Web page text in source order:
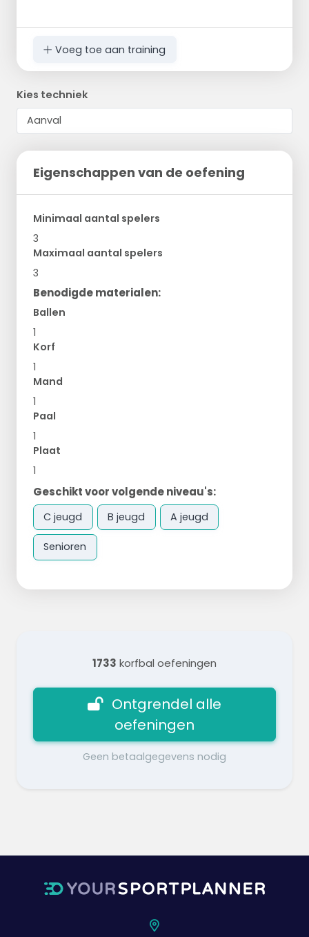
Voeg toe aan training
Kies techniek
Eigenschappen van de oefening
Minimaal aantal spelers
3
Maximaal aantal spelers
3
Benodigde materialen:
Ballen
1
Korf
1
Mand
1
Paal
1
Plaat
1
Geschikt voor volgende niveau's:
C jeugd B jeugd A jeugd
Senioren
1733 korfbal oefeningen
Ontgrendel alle
oefeningen
Geen betaalgegevens nodig